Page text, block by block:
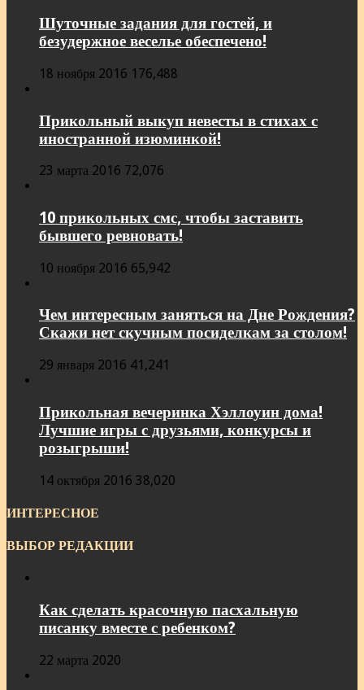
Шуточные задания для гостей, и
безудержное веселье обеспечено!
18 ноября 2016 176,488
Прикольный выкуп невесты в стихах с
иностранной изюминкой!
23 марта 2016 72,076
10 прикольных смс, чтобы заставить
бывшего ревновать!
10 ноября 2016 65,942
Чем интересным заняться на Дне Рождения?
Скажи нет скучным посиделкам за столом!
29 января 2016 41,241
Прикольная вечеринка Хэллоуин дома!
Лучшие игры с друзьями, конкурсы и
розыгрыши!
14 октября 2016 38,020
ИНТЕРЕСНОЕ
ВЫБОР РЕДАКЦИИ
Как сделать красочную пасхальную
писанку вместе с ребенком?
22 марта 2020